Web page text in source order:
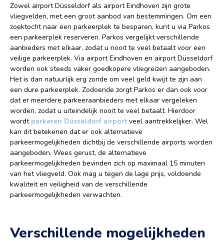
Zowel airport Düsseldorf als airport Eindhoven zijn grote
vliegvelden, met een groot aanbod van bestemmingen. Om een
zoektocht naar een parkeerplek te besparen, kunt u via Parkos
een parkeerplek reserveren. Parkos vergelijkt verschillende
aanbieders met elkaar, zodat u nooit te veel betaalt voor een
veilige parkeerplek. Via airport Eindhoven en airport Düsseldorf
worden ook steeds vaker goedkopere vliegreizen aangeboden.
Het is dan natuurlijk erg zonde om veel geld kwijt te zijn aan
een dure parkeerplek. Zodoende zorgt Parkos er dan ook voor
dat er meerdere parkeeraanbieders met elkaar vergeleken
worden, zodat u uiteindelijk nooit te veel betaalt. Hierdoor
wordt parkeren Düsseldorf airport veel aantrekkelijker. Wel
kan dit betekenen dat er ook alternatieve
parkeermogelijkheden dichtbij de verschillende airports worden
aangeboden. Wees gerust, de alternatieve
parkeermogelijkheden bevinden zich op maximaal 15 minuten
van het vliegveld. Ook mag u tegen de lage prijs, voldoende
kwaliteit en veiligheid van de verschillende
parkeermogelijkheden verwachten.
Verschillende mogelijkheden